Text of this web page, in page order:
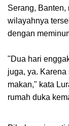
Serang, Banten,
wilayahnya
dengan
"Dua hari
juga, ya.
makan," kata
rumah duka